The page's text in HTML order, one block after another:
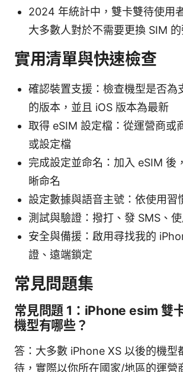
2024 年統計中，雙卡雙待使用
大多數人對於不需要更換 SIM
實用清單與快速檢查
確認裝置支援：檢查機型是否為
的版本，並且 iOS 版本為最新
取得 eSIM 設定檔：從運營商或
或設定檔
完成設定並命名：加入 eSIM 後
晰命名
設定數據與語音主號：依使用習
測試與驗證：撥打、發 SMS、
安全與備援：啟用尋找我的
證、遠端鎖定
常見問題集
常見問題 1：iPhone esim 雙
機型有哪些？
答：大多數 iPhone XS 以後的機型
待，實際以你所在國家/地區的運營